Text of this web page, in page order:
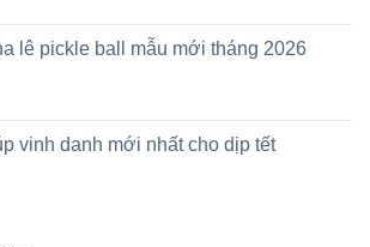
lê pickle ball mẫu mới tháng 2026
vinh danh mới nhất cho dịp tết